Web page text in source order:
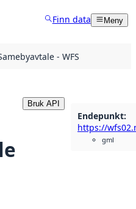
Finn data Meny
- WFS
Bruk API
Endepunkt:
gml